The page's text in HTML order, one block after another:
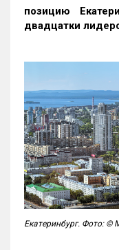
позицию
двадцатки
Екатеринбург. Фото: ©